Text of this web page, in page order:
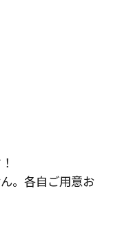
。各自ご用意お